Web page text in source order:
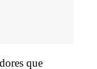
que